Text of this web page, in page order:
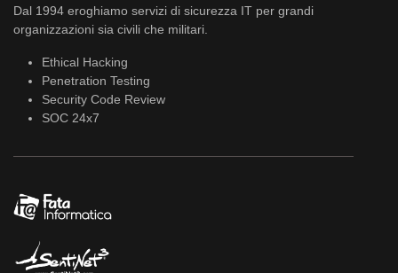
Dal 1994 eroghiamo servizi di sicurezza IT per grandi
organizzazioni sia civili che militari.
Ethical Hacking
Penetration Testing
Security Code Review
SOC 24x7